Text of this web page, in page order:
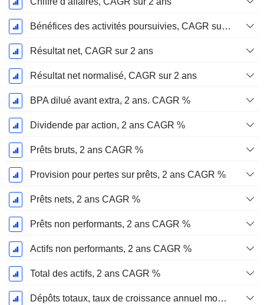
Bénéfices des activités poursuivies, CAGR sur 2 ans
Résultat net, CAGR sur 2 ans
Résultat net normalisé, CAGR sur 2 ans
BPA dilué avant extra, 2 ans. CAGR %
Dividende par action, 2 ans CAGR %
Prêts bruts, 2 ans CAGR %
Provision pour pertes sur prêts, 2 ans CAGR %
Prêts nets, 2 ans CAGR %
Prêts non performants, 2 ans CAGR %
Actifs non performants, 2 ans CAGR %
Total des actifs, 2 ans CAGR %
Dépôts totaux, taux de croissance annuel moyen sur 2 ans %.